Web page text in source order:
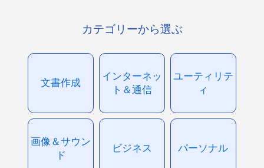
カテゴリーから選ぶ
文書作成
インターネッ
ト＆通信
ユーティリテ
ィ
画像＆サウン
ド
ビジネス パーソナル